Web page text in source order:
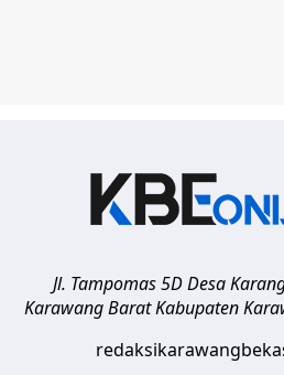
Jl. Tampomas 5D Desa
Karawang Barat Kabupaten